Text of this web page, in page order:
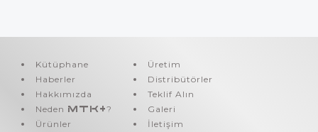
Kütüphane
Haberler
Hakkımızda
Neden MTK+?
Ürünler
Üretim
Distribütörler
Teklif Alın
Galeri
İletişim